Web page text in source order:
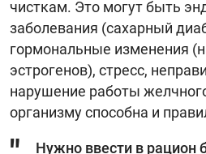
чисткам. Это могут быть
заболевания (сахарный
гормональные изменения
эстрогенов), стресс,
нарушение работы
организму способна и
Нужно ввести в рацион